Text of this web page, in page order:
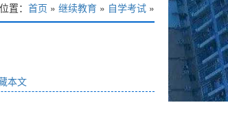
置： 首页 » 继续教育 » 自学考试 »
本文